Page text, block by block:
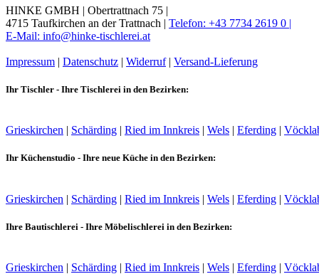
HINKE GMBH | Obertrattnach 75 |
4715 Taufkirchen an der Trattnach | Telefon: +43 7734 2619 0 |
E-Mail: info@hinke-tischlerei.at
Impressum | Datenschutz | Widerruf| Versand-Lieferung
Ihr Tischler - Ihre Tischlerei in den Bezirken:
Grieskirchen | Schärding | Ried im Innkreis | Wels | Eferding |
Ihr Küchenstudio - Ihre neue Küche in den Bezirken:
Grieskirchen | Schärding | Ried im Innkreis | Wels | Eferding |
Ihre Bautischlerei - Ihre Möbelischlerei in den Bezirken:
Grieskirchen | Schärding | Ried im Innkreis | Wels | Eferding |